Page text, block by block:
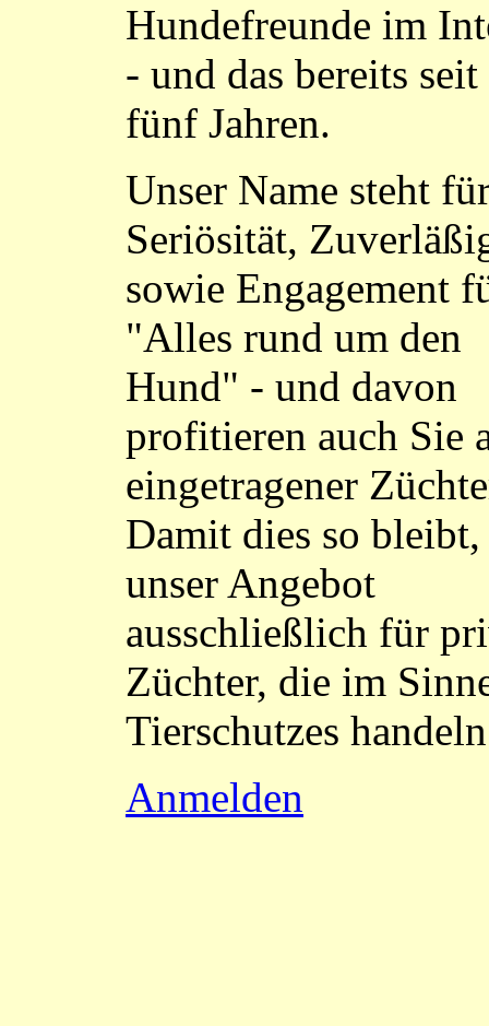
Hundefreunde im
- und das bereits seit
fünf Jahren.
Unser Name steht
Seriösität,
sowie Engagement
"Alles rund um den
Hund" - und davon
profitieren auch Sie
eingetragener
Damit dies so
unser Angebot
ausschließlich für
Züchter, die im
Tierschutzes
Anmelden